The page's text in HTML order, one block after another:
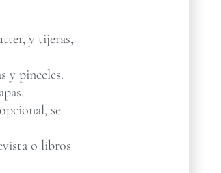
y tijeras,
y pinceles.
se
o libros